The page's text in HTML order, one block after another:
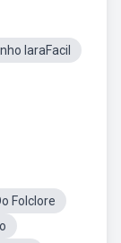
IaraFacil
Folclore